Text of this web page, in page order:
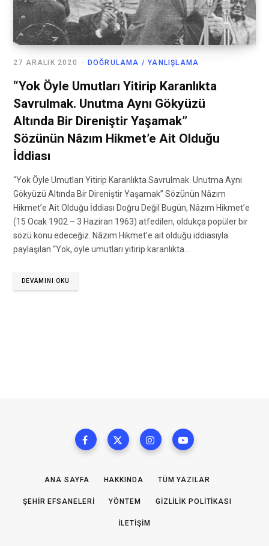
DOĞRULAMA / YANLIŞLAMA
27 ARALIK 2020
“Yok Öyle Umutları Yitirip Karanlıkta
Savrulmak. Unutma Aynı Gökyüzü
Altında Bir Direniştir Yaşamak”
Sözünün Nâzım Hikmet’e Ait Olduğu
İddiası
“Yok Öyle Umutları Yitirip Karanlıkta Savrulmak. Unutma Aynı
Gökyüzü Altında Bir Direniştir Yaşamak” Sözünün Nâzım
Hikmet’e Ait Olduğu İddiası Doğru Değil Bugün, Nâzım Hikmet’e
(15 Ocak 1902 – 3 Haziran 1963) atfedilen, oldukça popüler bir
sözü konu edeceğiz. Nâzım Hikmet’e ait olduğu iddiasıyla
paylaşılan “Yok, öyle umutları yitirip karanlıkta…
DEVAMINI OKU
ANA SAYFA HAKKINDA TÜM YAZILAR
ŞEHIR EFSANELERI YÖNTEM GIZLILIK POLITIKASI
İLETIŞIM